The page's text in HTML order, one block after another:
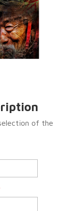
of the